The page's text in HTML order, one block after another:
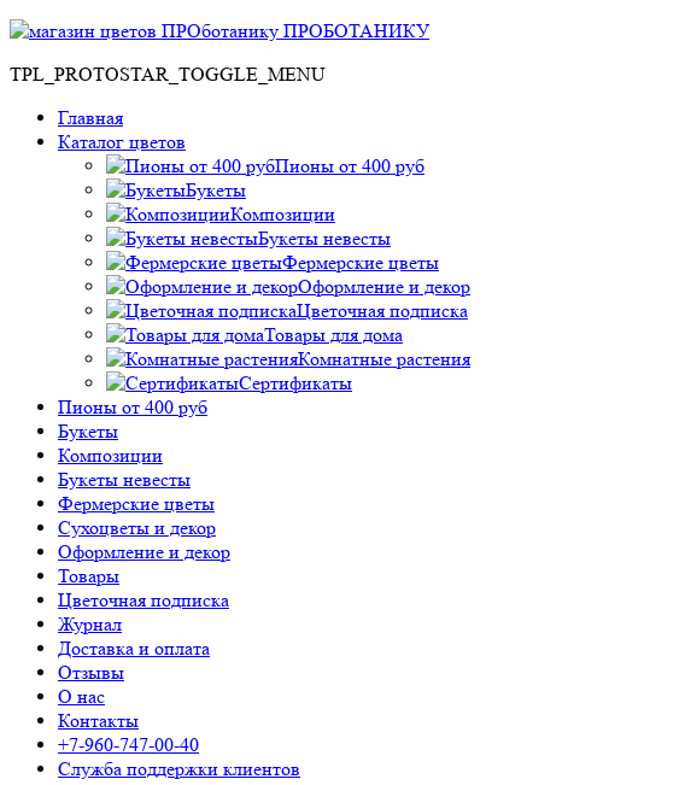
ПРОБОТАНИКУ
TPL_PROTOSTAR_TOGGLE_MENU
Главная
Каталог цветов
Пионы от 400 руб
Букеты
Композиции
Букеты невесты
Фермерские цветы
Оформление и декор
Цветочная подписка
Товары для дома
Комнатные растения
Сертификаты
Пионы от 400 руб
Букеты
Композиции
Букеты невесты
Фермерские цветы
Сухоцветы и декор
Оформление и декор
Товары
Цветочная подписка
Журнал
Доставка и оплата
Отзывы
О нас
Контакты
+7-960-747-00-40
Служба поддержки клиентов